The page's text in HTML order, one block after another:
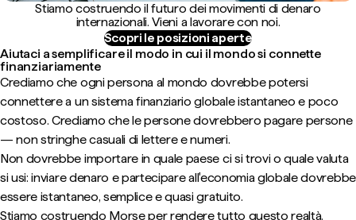
Stiamo costruendo il futuro dei movimenti di denaro
internazionali. Vieni a lavorare con noi.
Scopri le posizioni aperte
Aiutaci a semplificare il modo in cui il mondo si connette
finanziariamente
Crediamo che ogni persona al mondo dovrebbe potersi
connettere a un sistema finanziario globale istantaneo e poco
costoso. Crediamo che le persone dovrebbero pagare persone
— non stringhe casuali di lettere e numeri.
Non dovrebbe importare in quale paese ci si trovi o quale valuta
si usi: inviare denaro e partecipare all'economia globale dovrebbe
essere istantaneo, semplice e quasi gratuito.
Stiamo costruendo Morse per rendere tutto questo realtà.